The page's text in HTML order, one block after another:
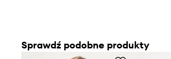
Sprawdź podobne produkty